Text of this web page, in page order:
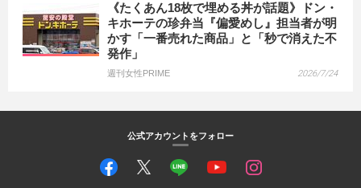
《たくあん18枚で埋める丼が話題》ドン・
キホーテの珍弁当『偏愛めし』担当者が明
かす「一番売れた商品」と「秒で消えた不
発作」
週刊女性PRIME 2026/7/24
公式アカウントをフォロー